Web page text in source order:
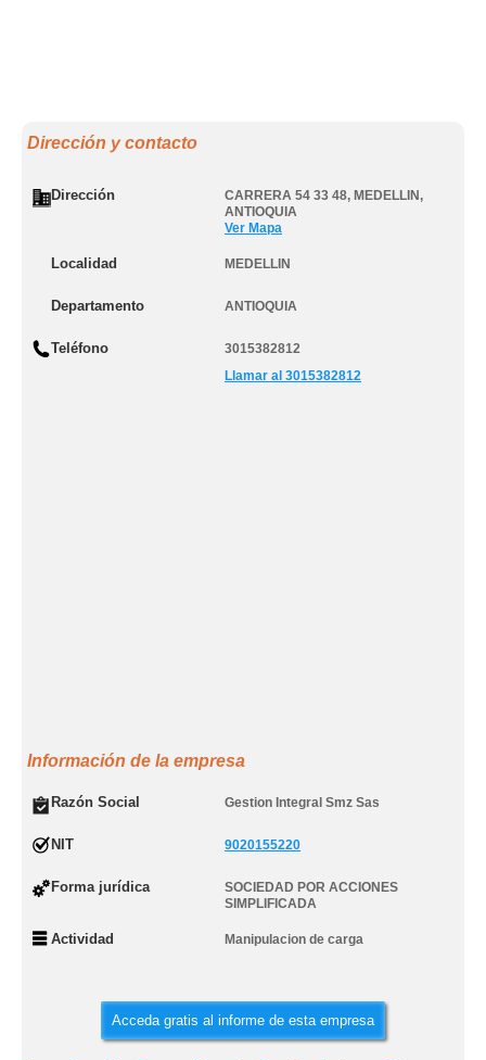
Dirección y contacto
Dirección CARRERA 54 33 48, MEDELLIN ,
ANTIOQUIA
Ver Mapa
Localidad MEDELLIN
Departamento ANTIOQUIA
Teléfono
3015382812
Llamar al 3015382812
Información de la empresa
Razón Social Gestion Integral Smz Sas
NIT 9020155220
Forma jurídica
SOCIEDAD POR ACCIONES
SIMPLIFICADA
Actividad Manipulacion de carga
Acceda gratis al informe de esta empresa